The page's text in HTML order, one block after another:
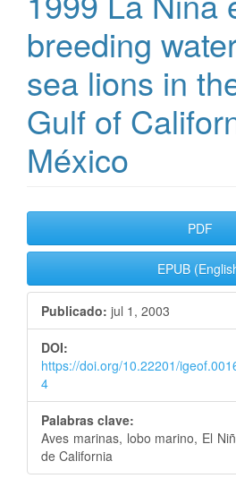
breeding
sea lions in
Gulf of
México
Barra
lateral
del
artículo
PDF
EPUB
Publicado: jul 1, 2003
DOI:
https://doi.org/10.22201/
4
Palabras clave:
Aves marinas, lobo marino, El
de California